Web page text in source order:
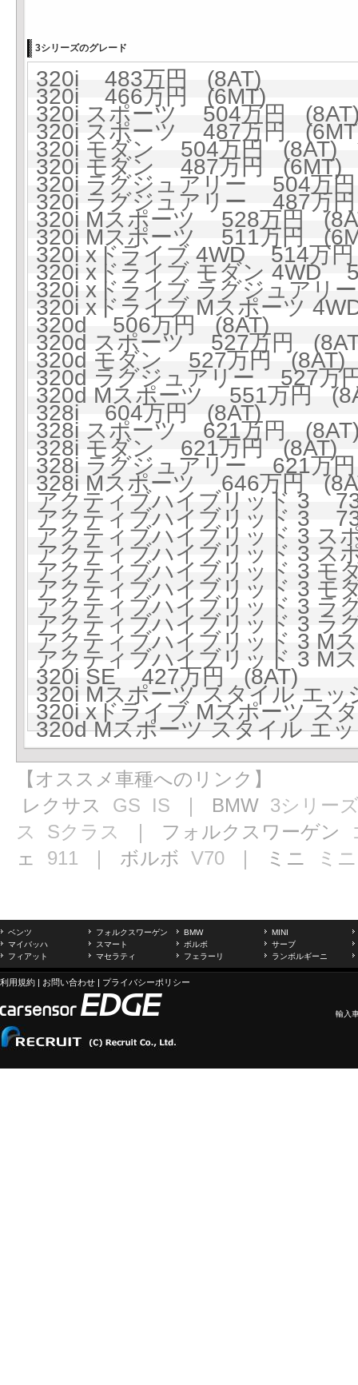
3シリーズのグレード
320i 483万円 (8AT)
320i 466万円 (6MT)
320i スポーツ 504万円
320i スポーツ 487万円
320i モダン 504万円 (8AT)
320i モダン 487万円 (6MT)
320i ラグジュアリー 504万
320i ラグジュアリー 487万
320i Mスポーツ 528万円
320i Mスポーツ 511万円
320i xドライブ 4WD 514万
320i xドライブ モダン 4WD
320i xドライブ ラグジュア
320i xドライブ Mスポーツ
320d 506万円 (8AT)
320d スポーツ 527万円
320d モダン 527万円 (8AT)
320d ラグジュアリー 527万
320d Mスポーツ 551万円
328i 604万円 (8AT)
328i スポーツ 621万円
328i モダン 621万円 (8AT)
328i ラグジュアリー 621万
328i Mスポーツ 646万円
アクティブハイブリッド 3
アクティブハイブリッド 3
アクティブハイブリッド 3
アクティブハイブリッド 3
アクティブハイブリッド 3
アクティブハイブリッド 3
アクティブハイブリッド 3
アクティブハイブリッド 3
アクティブハイブリッド 3
アクティブハイブリッド 3
320i SE 427万円 (8AT)
320i Mスポーツ スタイル エ
320i xドライブ Mスポーツ
320d Mスポーツ スタイル
【オススメ車種へのリンク】
レクサス GS IS ｜ BMW 3シリー
ス
Sクラス ｜ フォルクスワーゲン
ェ 911 ｜ ボルボ V70 ｜ ミニ ミニ
ベンツ フォルクスワーゲン BMW
MINI
マイバッハ
スマート ボルボ
サーブ
フィアット
マセラティ フェラーリ ランボルギーニ
利用規約 | お問い合わせ | プライバシーポリシー
輸入